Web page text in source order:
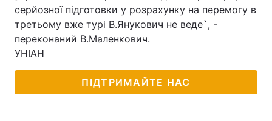
серйозної підготовки у розрахунку на перемогу в
третьому вже турі В.Янукович не веде`, -
переконаний В.Маленкович.
УНІАН
ПІДТРИМАЙТЕ НАС